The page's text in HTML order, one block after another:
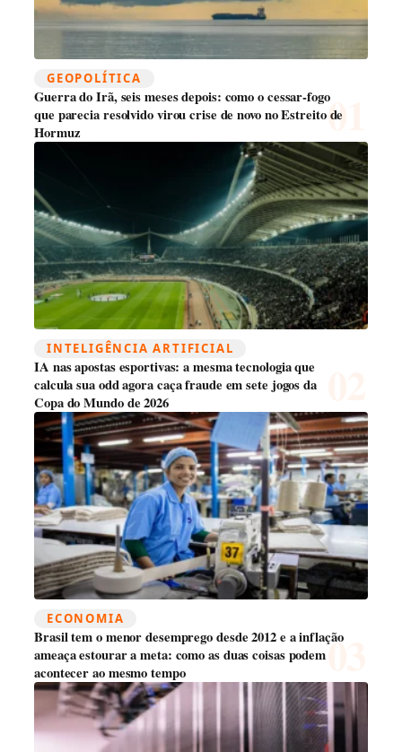
GEOPOLÍTICA
Guerra do Irã, seis meses depois: como o cessar-fogo
que parecia resolvido virou crise de novo no Estreito de
Hormuz
INTELIGÊNCIA ARTIFICIAL
IA nas apostas esportivas: a mesma tecnologia que
calcula sua odd agora caça fraude em sete jogos da
Copa do Mundo de 2026
ECONOMIA
Brasil tem o menor desemprego desde 2012 e a inflação
ameaça estourar a meta: como as duas coisas podem
acontecer ao mesmo tempo